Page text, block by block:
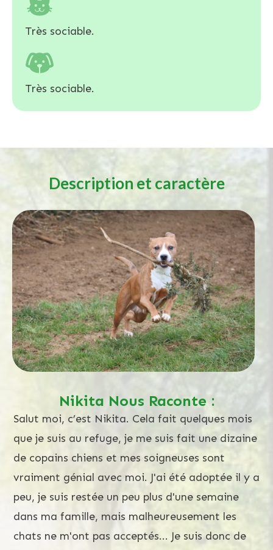
Très sociable.
Très sociable.
Description et caractère
Nikita Nous Raconte :
Salut moi, c’est Nikita. Cela fait quelques mois
que je suis au refuge, je me suis fait une dizaine
de copains chiens et mes soigneuses sont
vraiment génial avec moi. J'ai été adoptée il y a
peu, je suis restée un peu plus d'une semaine
dans ma famille, mais malheureusement les
chats ne m'ont pas acceptés... Je suis donc de